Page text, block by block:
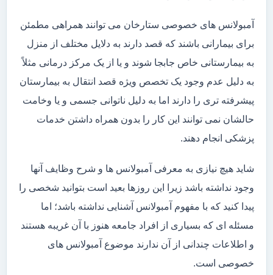
آمبولانس های خصوصی ستارخان می توانند همراهی مطمئن
برای بیمارانی باشند که قصد دارند به دلایل مختلف از منزل
به بیمارستانی خاص جابجا شوند و یا از یک مرکز درمانی مثلاً
به دلیل عدم وجود یک تخصص ویژه قصد انتقال به بیمارستان
پیشرفته تری را دارند اما به دلیل ناتوانی جسمی و یا وخامت
حالشان نمی توانند این کار را بدون همراه داشتن خدمات
پزشکی انجام دهند.
شاید هیچ نیازی به معرفی آمبولانس ها و شرح وظایف آنها
وجود نداشته باشد زیرا این روزها بعید است بتوانید شخصی را
پیدا کنید که با مفهوم آمبولانس آشنایی نداشته باشد؛ اما
مسئله ای که بسیاری از افراد جامعه هنوز با آن غریبه هستند
و اطلاعات چندانی از آن ندارند موضوع آمبولانس های
خصوصی است.